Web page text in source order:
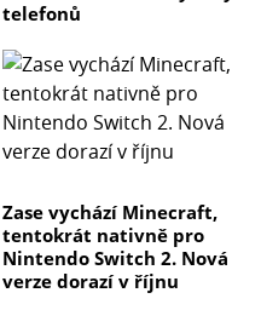
telefonů
Zase vychází Minecraft,
tentokrát nativně pro
Nintendo Switch 2. Nová
verze dorazí v říjnu